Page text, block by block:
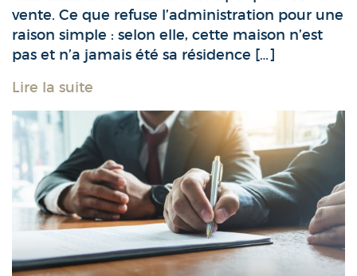
vente. Ce que refuse l’administration pour une
raison simple : selon elle, cette maison n’est
pas et n’a jamais été sa résidence […]
Lire la suite